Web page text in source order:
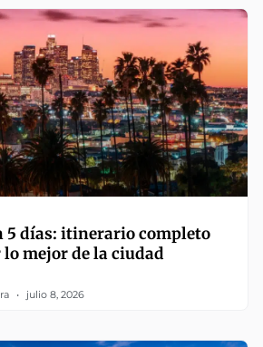
5 días: itinerario completo
mejor de la ciudad
julio 8, 2026